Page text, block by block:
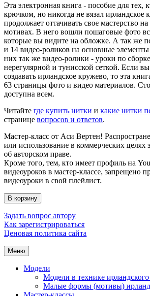
Эта электронная книга - пособие для тех,
крючком, но никогда не вязал ирландское
продолжает оттачивать свое мастерство
мотивах. В него вошли пошаговые фото
которые вы видите на обложке. А так же
и 14 видео-роликов на основные
них так же видео-ролики - уроки по
нерегулярной и тунисской сеткой. Если вы
создавать ирландское кружево, то эта
63 страницы фото и видео материалов.
доступна всем.
Читайте где купить нитки и какие нитки
странице вопросов и ответов.
Мастер-класс от Аси Вертен!
или использование в коммерческих целях
об авторском праве.
Кроме того, тем, кто имеет профиль на
видеоуроков в мастер-классе, запрещено
видеоуроки в свой плейлист.
В корзину
Задать вопрос автору
Как зарегистрироваться
Ценовая политика сайта
Меню
Модели
Модели в технике
Малые формы (мотивы)